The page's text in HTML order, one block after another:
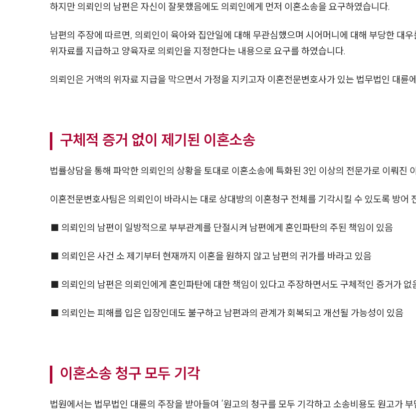
하지만 의뢰인의 남편은 자신이 잘못했음에도 의뢰인에게 먼저 이혼소송을 요구하였습니다.
남편의 주장에 따르면, 의뢰인이 육아와 집안일에 대해 무관심했으며 시어머니에 대해 부당한 대
위자료를 지급하고 양육자로 의뢰인을 지정한다는 내용으로 요구를 하였습니다.
의뢰인은 거액의 위자료 지급을 막으면서 가정을 지키고자 이혼전문변호사가 있는 법무법인 대륜
구체적 증거 없이 제기된 이혼소송
법률상담을 통해 파악한 의뢰인의 상황을 토대로 이혼소송에 특화된 3인 이상의 전문가로 이뤄진
이혼전문변호사팀은 의뢰인이 바라시는 대로 상대방의 이혼청구 전체를 기각시킬 수 있도록 방어
■ 의뢰인의 남편이 일방적으로 부부관계를 단절시켜 남편에게 혼인파탄의 주된 책임이 있음
■ 의뢰인은 사건 소 제기부터 현재까지 이혼을 원하지 않고 남편의 귀가를 바라고 있음
■ 의뢰인의 남편은 의뢰인에게 혼인파탄에 대한 책임이 있다고 주장하면서도 구체적인 증거가 없
■ 의뢰인는 피해를 입은 입장인데도 불구하고 남편과의 관계가 회복되고 개선될 가능성이 있음
이혼소송 청구 모두 기각
법원에서는 법무법인 대륜의 주장을 받아들여 ‘원고의 청구를 모두 기각하고 소송비용도 원고가